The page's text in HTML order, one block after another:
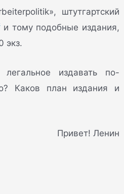
штутгартский
и тому подобные издания,
экз.
издавать по-
Каков план издания и
Привет! Ленин